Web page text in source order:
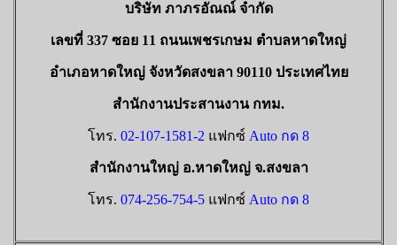
บริษัท ภาภรอัณณ์ จำกัด
เลขที่ 337 ซอย 11 ถนนเพชรเกษม ตำบลหาดใหญ่
อำเภอหาดใหญ่ จังหวัดสงขลา 90110 ประเทศไทย
สำนักงานประสานงาน กทม.
โทร. 02-107-1581-2 แฟกซ์ Auto กด 8
สำนักงานใหญ่ อ.หาดใหญ่ จ.สงขลา
โทร. 074-256-754-5 แฟกซ์ Auto กด 8